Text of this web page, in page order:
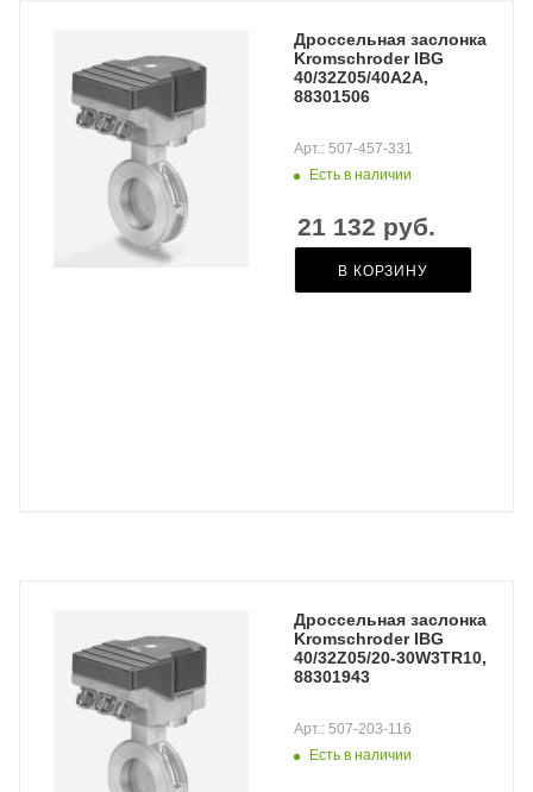
Дроссельная заслонка
Kromschroder IBG
40/32Z05/40A2A,
88301506
Есть в наличии
Арт.: 507-457-331
21 132 руб.
В КОРЗИНУ
Дроссельная заслонка
Kromschroder IBG
40/32Z05/20-30W3TR10,
88301943
Есть в наличии
Арт.: 507-203-116